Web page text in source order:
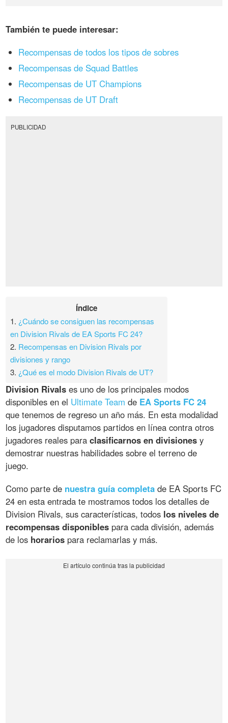
También te puede interesar:
Recompensas de todos los tipos de sobres
Recompensas de Squad Battles
Recompensas de UT Champions
Recompensas de UT Draft
PUBLICIDAD
Índice
1. ¿Cuándo se consiguen las recompensas
en Division Rivals de EA Sports FC 24?
2. Recompensas en Division Rivals por
divisiones y rango
3. ¿Qué es el modo Division Rivals de UT?
Division Rivals es uno de los principales modos
disponibles en el Ultimate Team de EA Sports FC 24
que tenemos de regreso un año más. En esta modalidad
los jugadores disputamos partidos en línea contra otros
jugadores reales paraclasificarnos en divisiones y
demostrar nuestras habilidades sobre el terreno de
juego.
Como parte de nuestra guía completa de EA Sports FC
24 en esta entrada te mostramos todos los detalles de
Division Rivals, sus características, todos los niveles de
recompensas disponibles para cada división, además
de los horarios para reclamarlas y más.